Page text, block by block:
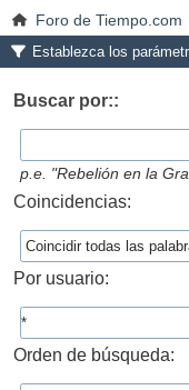
Foro de Tiempo.com
Establezca los
Buscar por::
p.e. "Rebelión en la
Coincidencias:
Por usuario:
Orden de búsqueda: